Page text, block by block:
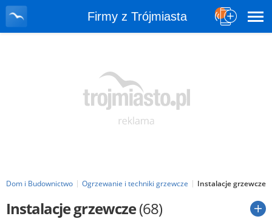
Firmy z Trójmiasta
Dom i Budownictwo Ogrzewanie i techniki grzewcze Instalacje grzewcze
Instalacje grzewcze(68)